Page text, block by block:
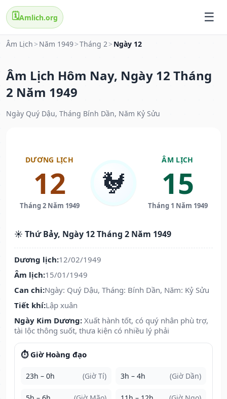
🗓️Amlich.org
Âm Lịch > Năm 1949>Tháng 2> Ngày 12
Âm Lịch Hôm Nay, Ngày 12 Tháng
2 Năm 1949
Ngày Quý Dậu, Tháng Bính Dần, Năm Kỷ Sửu
DƯƠNG LỊCH
12
Tháng 2 Năm 1949
🐓
ÂM LỊCH
15
Tháng 1 Năm 1949
☀️ Thứ Bảy, Ngày 12 Tháng 2 Năm 1949
Dương lịch:12/02/1949
Âm lịch:15/01/1949
Can chi:Ngày: Quý Dậu, Tháng: Bính Dần, Năm: Kỷ Sửu
Tiết khí:Lập xuân
Ngày Kim Dương: Xuất hành tốt, có quý nhân phù trợ,
tài lộc thông suốt, thưa kiện có nhiều lý phải
⏱️ Giờ Hoàng đạo
23h – 0h (Giờ Tí) 3h – 4h (Giờ Dần)